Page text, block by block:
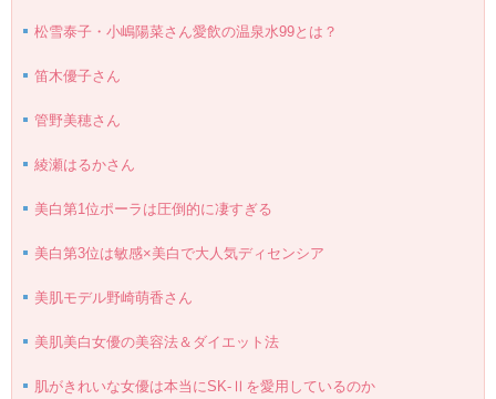
松雪泰子・小嶋陽菜さん愛飲の温泉水99とは？
笛木優子さん
管野美穂さん
綾瀬はるかさん
美白第1位ポーラは圧倒的に凄すぎる
美白第3位は敏感×美白で大人気ディセンシア
美肌モデル野崎萌香さん
美肌美白女優の美容法＆ダイエット法
肌がきれいな女優は本当にSK-Ⅱを愛用しているのか